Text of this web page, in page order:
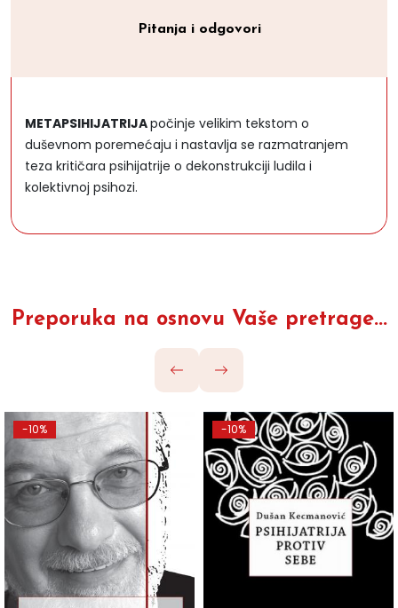
Pitanja i odgovori
METAPSIHIJATRIJApočinje velikim tekstom o
duševnom poremećaju i nastavlja se razmatranjem
teza kritičara psihijatrije o dekonstrukciji ludila i
kolektivnoj psihozi.
Preporuka na osnovu Vaše pretrage...
-10% -10%